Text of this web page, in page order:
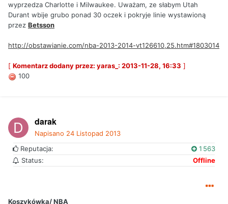
wyprzedza Charlotte i Milwaukee. Uważam, ze słabym Utah
Durant wbije grubo ponad 30 oczek i pokryje linie wystawioną
przez Betsson
http://obstawianie.com/nba-2013-2014-vt126610,25.htm#1803014
[ Komentarz dodany przez: yaras_: 2013-11-28, 16:33 ]
100
darak
Napisano 24 Listopad 2013
Reputacja:
1 563
Status:
Offline
Koszykówka/ NBA